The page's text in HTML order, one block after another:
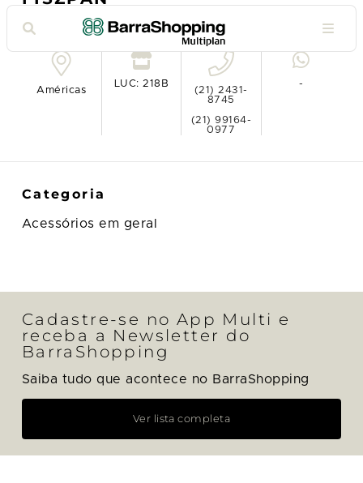
Ver no mapa
Américas
LUC: 218B
(21) 2431-
8745
(21) 99164-
0977
-
Categoria
Acessórios em geral
Cadastre-se no App Multi e
receba a Newsletter do
BarraShopping
Saiba tudo que acontece no BarraShopping
Ver lista completa